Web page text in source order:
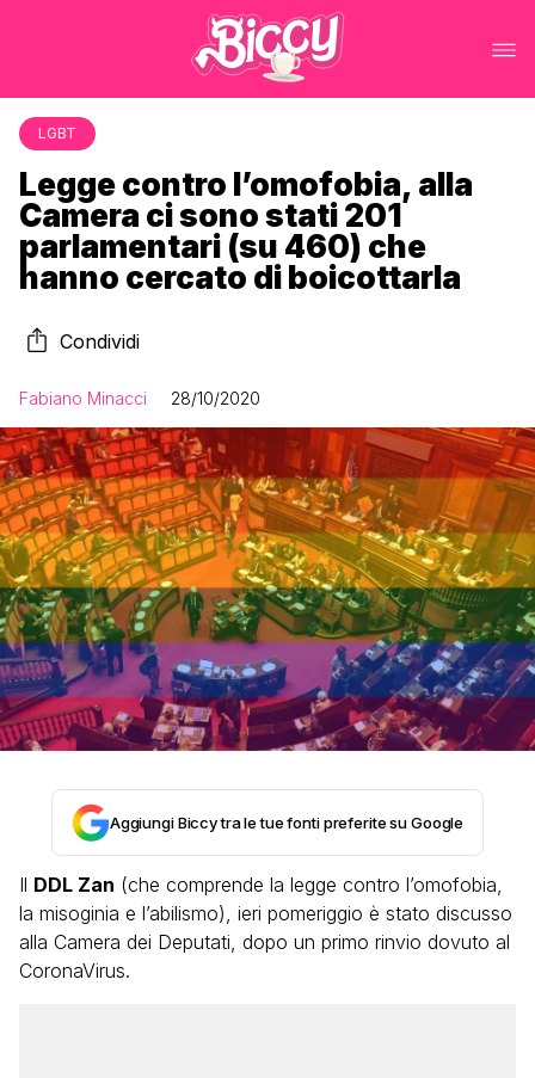
LGBT
Legge contro l’omofobia, alla
Camera ci sono stati 201
parlamentari (su 460) che
hanno cercato di boicottarla
Condividi
Fabiano Minacci 28/10/2020
Aggiungi Biccy tra le tue fonti preferite su Google
Il DDL Zan (che comprende la legge contro l’omofobia,
la misoginia e l’abilismo), ieri pomeriggio è stato discusso
alla Camera dei Deputati, dopo un primo rinvio dovuto al
CoronaVirus.